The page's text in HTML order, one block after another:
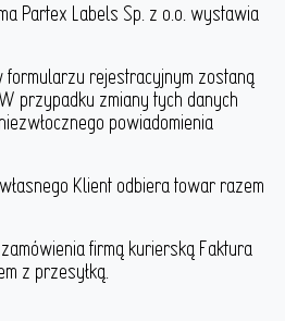
Partex Labels Sp. z o.o. wystawia
formularzu rejestracyjnym zostaną
przypadku zmiany tych danych
powiadomienia
Klient odbiera towar razem
firmą kurierską Faktura
z przesyłką.